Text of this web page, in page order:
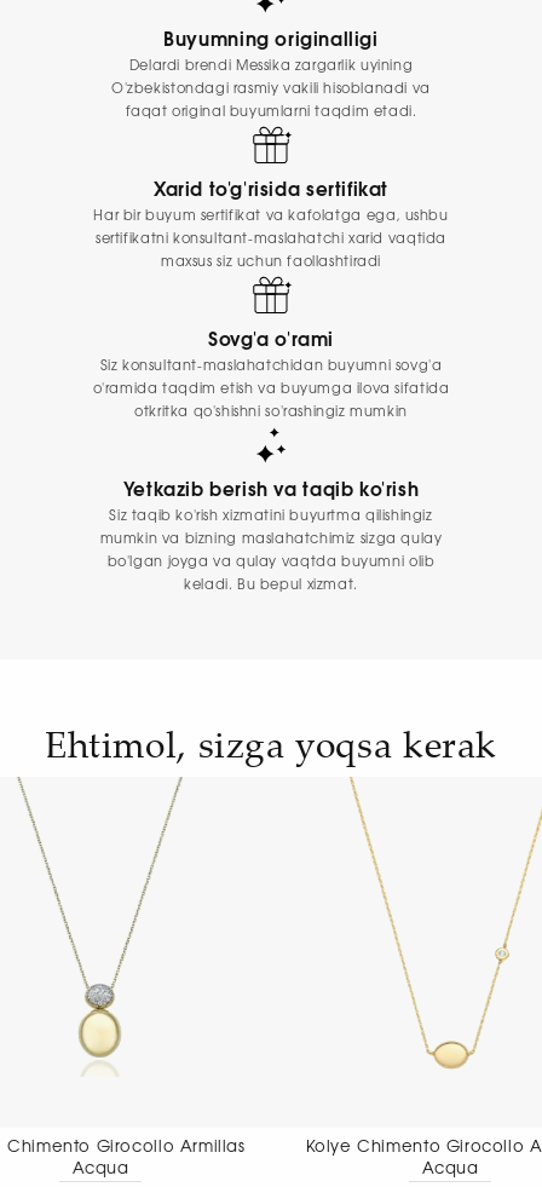
Buyumning originalligi
Delardi brendi Messika zargarlik uyining
O'zbekistondagi rasmiy vakili hisoblanadi va
faqat original buyumlarni taqdim etadi.
Xarid to'g'risida sertifikat
Har bir buyum sertifikat va kafolatga ega, ushbu
sertifikatni konsultant-maslahatchi xarid vaqtida
maxsus siz uchun faollashtiradi
Sovg'a o'rami
Siz konsultant-maslahatchidan buyumni sovg'a
o'ramida taqdim etish va buyumga ilova sifatida
otkritka qo'shishni so'rashingiz mumkin
Yetkazib berish va taqib ko'rish
Siz taqib ko'rish xizmatini buyurtma qilishingiz
mumkin va bizning maslahatchimiz sizga qulay
bo'lgan joyga va qulay vaqtda buyumni olib
keladi. Bu bepul xizmat.
Ehtimol, sizga yoqsa kerak
Kolye Chimento Girocollo Armillas
Kolye